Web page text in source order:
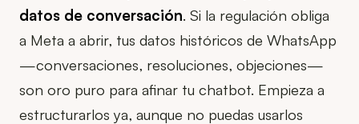
datos de conversación . Si la regulación obliga
a Meta a abrir, tus datos históricos de WhatsApp
—conversaciones, resoluciones, objeciones—
son oro puro para afinar tu chatbot. Empieza a
estructurarlos ya, aunque no puedas usarlos